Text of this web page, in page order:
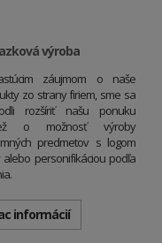
výroba
záujmom o naše
zo strany firiem, sme sa
rozšíriť našu ponuku
o možnosť výroby
predmetov s logom
alebo personifikáciou podľa
informácií